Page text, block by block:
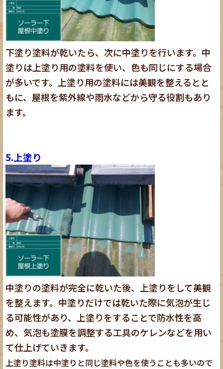
下塗り塗料が乾いたら、次に中塗りを行います。中
塗りは上塗り用の塗料を使い、色も同じにする場合
が多いです。上塗り用の塗料には美観を整えるとと
もに、屋根を紫外線や雨水などから守る役割もあり
ます。
5.上塗り
中塗りの塗料が完全に乾いた後、上塗りをして美観
を整えます。中塗りだけでは乾いた際に気泡が生じ
る可能性があり、上塗りをすることで防水性を高
め、気泡も塗膜を調整する工具のケレンなどを用い
て仕上げていきます。
上塗り塗料は中塗りと同じ塗料や色を使うことも多いので